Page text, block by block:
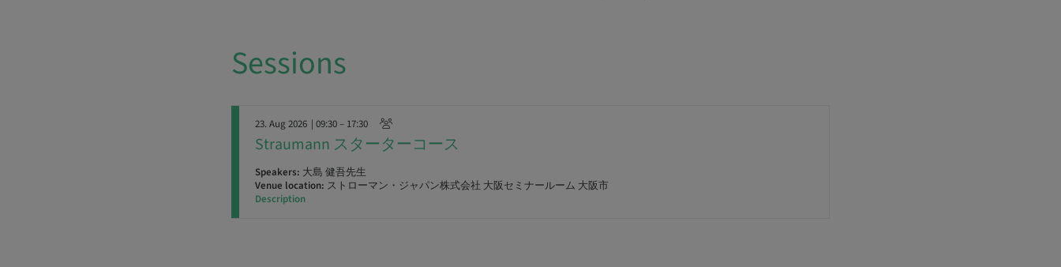
Sessions
23. Aug 2026 | 09:30 – 17:30
Straumann スターターコース
Speakers: 大島 健吾先生
Venue location: ストローマン・ジャパン株式会社 大阪セミナールーム 大阪市
Description